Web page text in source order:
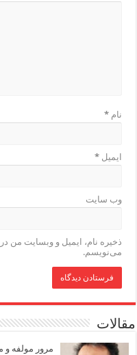
نام*
ایمیل*
وب‌ سایت
ذخیره نام، ایمیل و وبسایت من
می‌نویسم.
مقالات
مرور مولفه و